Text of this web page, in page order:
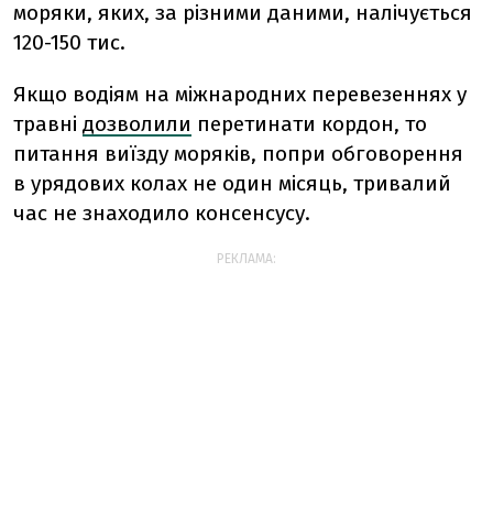
моряки, яких, за різними даними, налічується
120-150 тис.
Якщо водіям на міжнародних перевезеннях у
травні дозволили перетинати кордон, то
питання виїзду моряків, попри обговорення
в урядових колах не один місяць, тривалий
час не знаходило консенсусу.
РЕКЛАМА: